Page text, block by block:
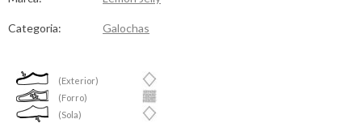
Categoria: Galochas
(Exterior)
(Forro)
(Sola)